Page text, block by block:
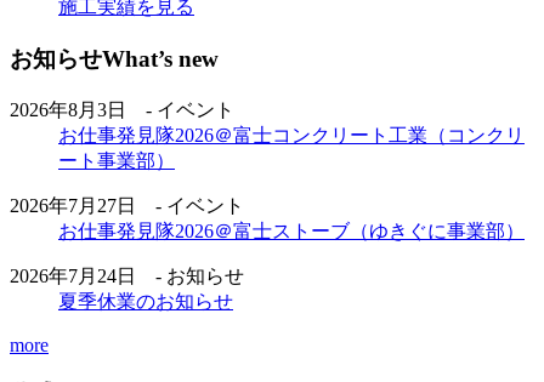
施工実績を見る
お知らせWhat’s new
2026年8月3日 - イベント
お仕事発見隊2026＠富士コンクリート工業（コンクリ
ート事業部）
2026年7月27日 - イベント
お仕事発見隊2026＠富士ストーブ（ゆきぐに事業部）
2026年7月24日 - お知らせ
夏季休業のお知らせ
more